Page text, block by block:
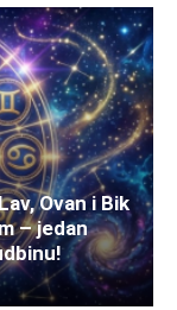
Ovan i Bik
– jedan